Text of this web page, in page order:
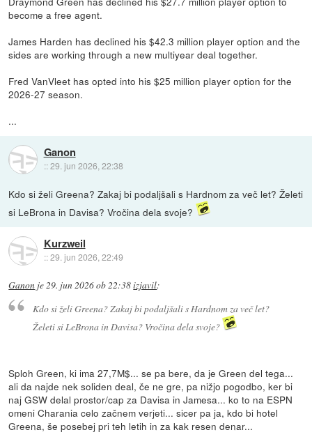
become a free agent.
James Harden has declined his $42.3 million player option and the
sides are working through a new multiyear deal together.
Fred VanVleet has opted into his $25 million player option for the
2026-27 season.
...
Ganon
::29. jun 2026, 22:38
Kdo si želi Greena? Zakaj bi podaljšali s Hardnom za več let? Želeti
si LeBrona in Davisa? Vročina dela svoje?
Kurzweil
::29. jun 2026, 22:49
Ganon je29. jun 2026 ob 22:38izjavil:
Kdo si želi Greena? Zakaj bi podaljšali s Hardnom za več let?
Želeti si LeBrona in Davisa? Vročina dela svoje?
Sploh Green, ki ima 27,7M$... se pa bere, da je Green del tega...
ali da najde nek soliden deal, če ne gre, pa nižjo pogodbo, ker bi
naj GSW delal prostor/cap za Davisa in Jamesa... ko to na ESPN
omeni Charania celo začnem verjeti... sicer pa ja, kdo bi hotel
Greena, še posebej pri teh letih in za kak resen denar...